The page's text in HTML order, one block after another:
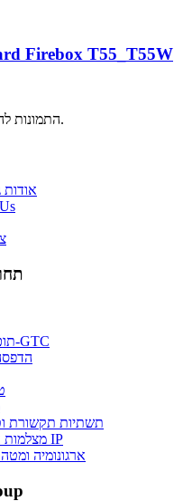
Firebox T55_T55W
*התמונות להמחשה בלבד.
תוכנה וענן-GTC
תשתיות תקשורת
מצלמות אבטחה IP
ארגונומיה